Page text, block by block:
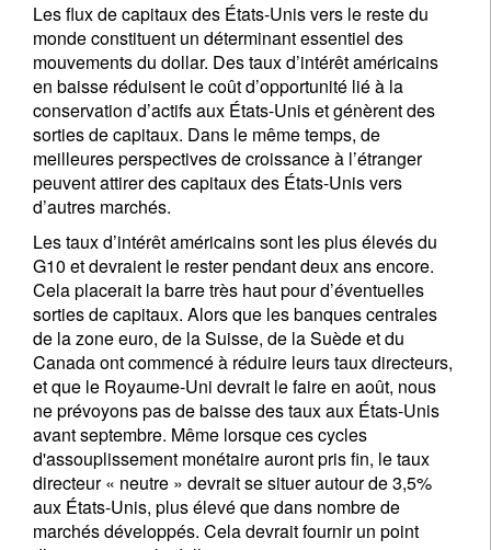
Les flux de capitaux des États-Unis vers le reste du
monde constituent un déterminant essentiel des
mouvements du dollar. Des taux d’intérêt américains
en baisse réduisent le coût d’opportunité lié à la
conservation d’actifs aux États-Unis et génèrent des
sorties de capitaux. Dans le même temps, de
meilleures perspectives de croissance à l’étranger
peuvent attirer des capitaux des États-Unis vers
d’autres marchés.
Les taux d’intérêt américains sont les plus élevés du
G10 et devraient le rester pendant deux ans encore.
Cela placerait la barre très haut pour d’éventuelles
sorties de capitaux. Alors que les banques centrales
de la zone euro, de la Suisse, de la Suède et du
Canada ont commencé à réduire leurs taux directeurs,
et que le Royaume-Uni devrait le faire en août, nous
ne prévoyons pas de baisse des taux aux États-Unis
avant septembre. Même lorsque ces cycles
d'assouplissement monétaire auront pris fin, le taux
directeur « neutre » devrait se situer autour de 3,5%
aux États-Unis, plus élevé que dans nombre de
marchés développés. Cela devrait fournir un point